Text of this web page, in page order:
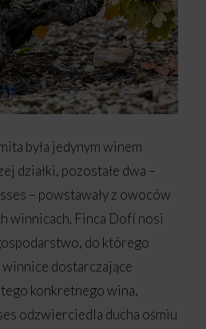
była jedynym winem
działki, pozostałe dwa –
– powstawały z owoców
winnicach. Finca Dofí nosi
do którego
dostarczające
konkretnego wina,
odzwierciedla ducha ośmiu